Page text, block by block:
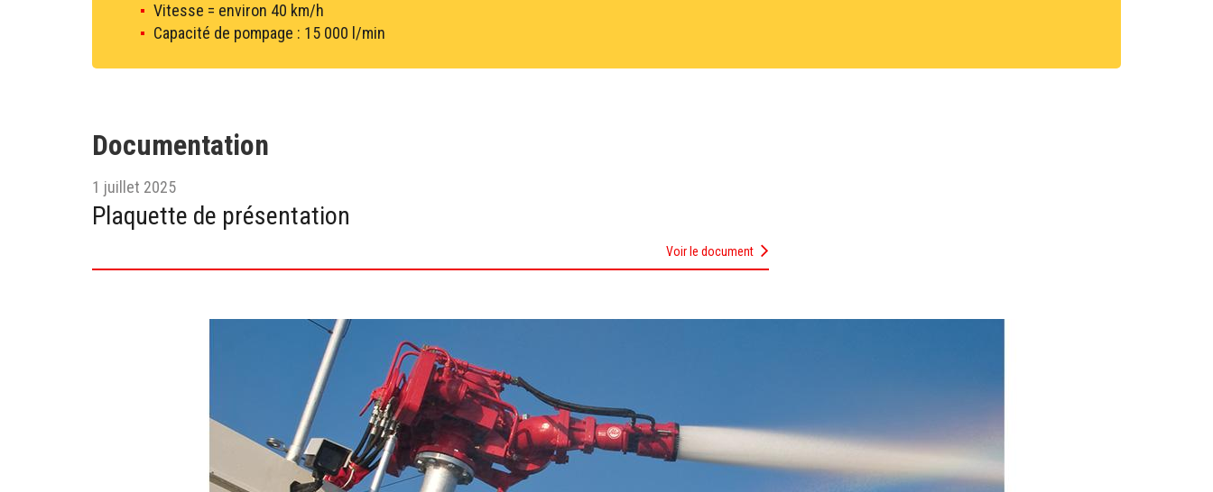
Vitesse = environ 40 km/h
Capacité de pompage : 15 000 l/min
Documentation
1 juillet 2025
Plaquette de présentation
Voir le document